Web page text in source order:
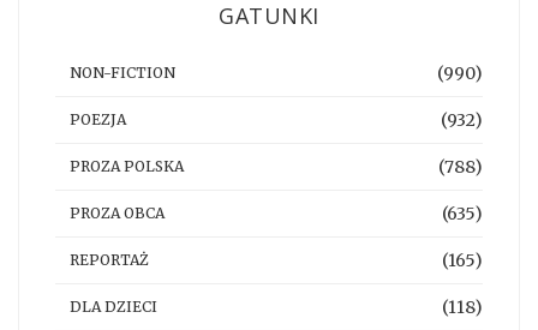
GATUNKI
NON-FICTION (990)
POEZJA (932)
PROZA POLSKA (788)
PROZA OBCA (635)
REPORTAŻ (165)
DLA DZIECI (118)